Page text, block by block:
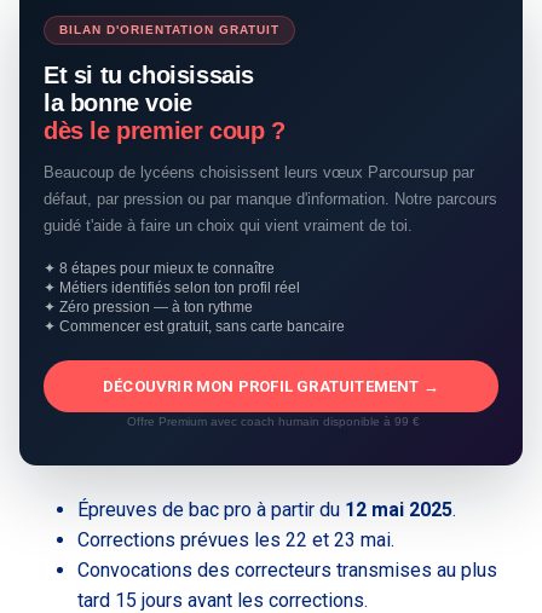
BILAN D'ORIENTATION GRATUIT
Et si tu choisissais
la bonne voie
dès le premier coup ?
Beaucoup de lycéens choisissent leurs vœux Parcoursup par
défaut, par pression ou par manque d'information. Notre parcours
guidé t'aide à faire un choix qui vient vraiment de toi.
✦ 8 étapes pour mieux te connaître
✦ Métiers identifiés selon ton profil réel
✦ Zéro pression — à ton rythme
✦ Commencer est gratuit, sans carte bancaire
DÉCOUVRIR MON PROFIL GRATUITEMENT →
Offre Premium avec coach humain disponible à 99 €
Épreuves de bac pro à partir du 12 mai 2025.
Corrections prévues les 22 et 23 mai.
Convocations des correcteurs transmises au plus
tard 15 jours avant les corrections.